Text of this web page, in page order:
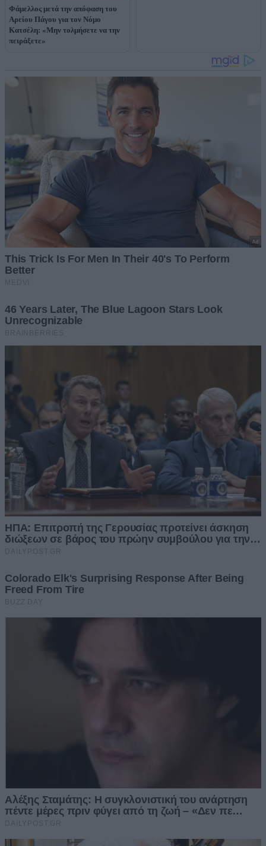
Φάμελλος μετά την απόφαση του
Αρείου Πάγου για τον Νόμο
Κατσέλη: «Μην τολμήσετε να την
πειράξετε»